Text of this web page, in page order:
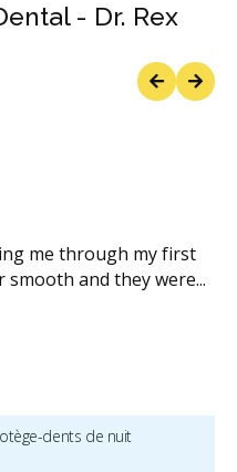
- Dr. Rex
me through my first
smooth and they were...
dents de nuit